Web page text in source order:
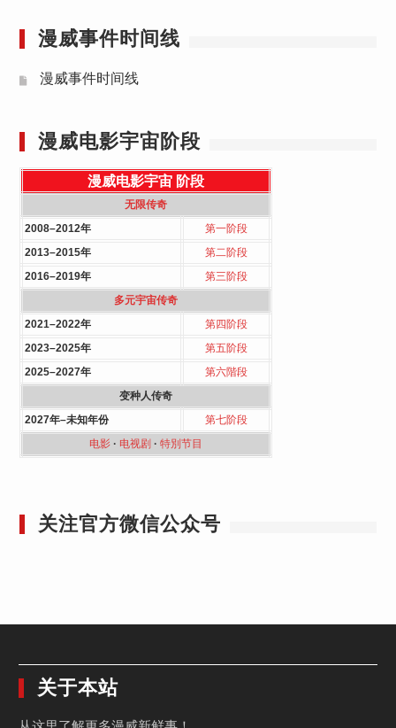
漫威事件时间线
漫威事件时间线
漫威电影宇宙阶段
漫威电影宇宙 阶段
无限传奇
2008–2012年
第一阶段
2013–2015年
第二阶段
2016–2019年
第三阶段
多元宇宙传奇
2021–2022年
第四阶段
2023–2025年
第五阶段
2025–2027年
第六階段
变种人传奇
2027年–未知年份
第七阶段
电影· 电视剧 · 特別节目
关注官方微信公众号
关于本站